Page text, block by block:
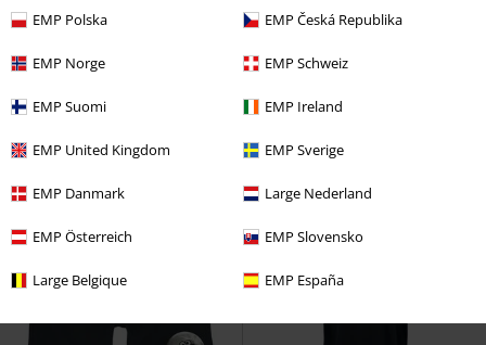
EMP Polska EMP Česká Republika
EMP Norge EMP Schweiz
EMP Suomi EMP Ireland
EMP United Kingdom EMP Sverige
EMP Danmark Large Nederland
EMP Österreich EMP Slovensko
Large Belgique EMP España
The Amazing Spider-Man
rek-prisFrån499:-
Gizmo Gremlins